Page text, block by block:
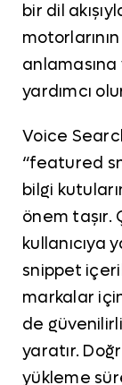
bir dil
yardımcı
Voice
“featured
bilgi
önem taşır.
kullanıcıya
snippet
markalar
de
yaratır.
yükleme